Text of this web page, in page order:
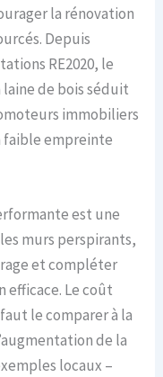
la rénovation
Depuis
RE2020, le
laine de bois séduit
immobiliers
faible empreinte
est une
murs perspirants,
et compléter
efficace. Le coût
le comparer à la
de la
locaux –